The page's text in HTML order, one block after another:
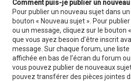
Comment puis-je publier un
Pour publier un nouveau sujet dans
bouton « Nouveau sujet ». Pour
ou un message, cliquez sur le bouton
que vous ayez besoin d’être inscrit
message. Sur chaque forum, une
affichée en bas de l’écran du forum
vous pouvez publier de nouveaux
pouvez transférer des pièces jointes